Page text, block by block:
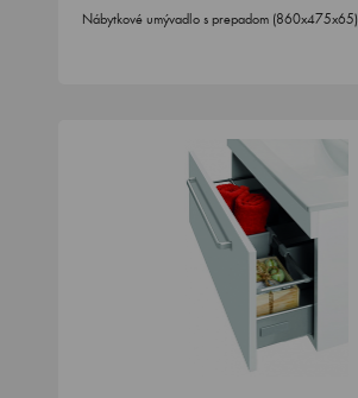
Nábytkové umývadlo s prepadom (860x475x65)